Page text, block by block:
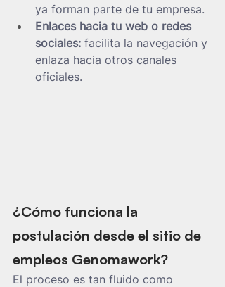
ya forman parte de tu empresa.
Enlaces hacia tu web o redes
sociales: facilita la navegación y
enlaza hacia otros canales
oficiales.
¿Cómo funciona la
postulación desde el sitio de
empleos Genomawork?
El proceso es tan fluido como